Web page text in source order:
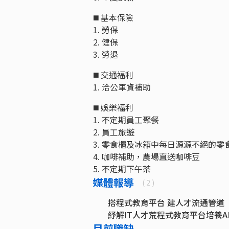
◼️ 基本保險
1. 勞保
2. 健保
3. 勞退
◼️ 交通福利
1. 洽公車資補助
◼️ 娛樂福利
1. 不定期員工聚餐
2. 員工旅遊
3. 零食櫃及冰箱中每日源源不絕的零
4. 咖啡補助，農場直送咖啡豆
5. 不定期下午茶
媒體報導 ( 2 )
搭程式教育平台 建人才流通管道
紓解IT人才荒程式教育平台培養